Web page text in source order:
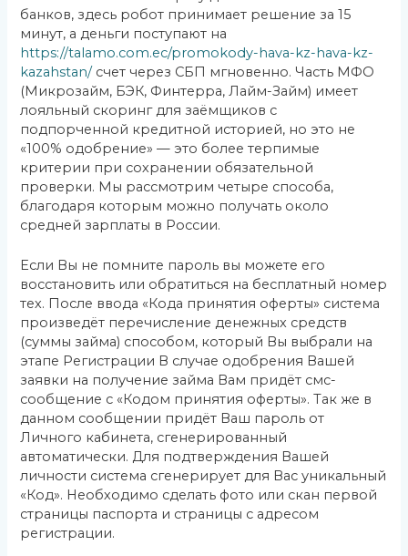
банков, здесь робот принимает решение за 15
минут, а деньги поступают на
https://talamo.com.ec/promokody-hava-kz-hava-kz-
kazahstan/счет через СБП мгновенно. Часть МФО
(Микрозайм, БЭК, Финтерра, Лайм-Займ) имеет
лояльный скоринг для заёмщиков с
подпорченной кредитной историей, но это не
«100% одобрение» — это более терпимые
критерии при сохранении обязательной
проверки. Мы рассмотрим четыре способа,
благодаря которым можно получать около
средней зарплаты в России.
Если Вы не помните пароль вы можете его
восстановить или обратиться на бесплатный номер
тех. После ввода «Кода принятия оферты» система
произведёт перечисление денежных средств
(суммы займа) способом, который Вы выбрали на
этапе Регистрации В случае одобрения Вашей
заявки на получение займа Вам придёт смс-
сообщение с «Кодом принятия оферты». Так же в
данном сообщении придёт Ваш пароль от
Личного кабинета, сгенерированный
автоматически. Для подтверждения Вашей
личности система сгенерирует для Вас уникальный
«Код». Необходимо сделать фото или скан первой
страницы паспорта и страницы с адресом
регистрации.